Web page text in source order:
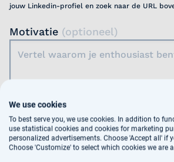
jouw Linkedin-profiel en zoek naar de URL
Motivatie (optioneel)
Jouw gegevens worden gebruikt
arbeidsbemiddeling, dit vindt deels
plaats. In onsprivacy statement
wij jouw gegevens verwerken.
We use cookies
To best serve you, we use cookies. In addition to
use statistical cookies and cookies for marketing
personalized advertisements. Choose 'Accept all' if
Choose 'Customize' to select which cookies we are